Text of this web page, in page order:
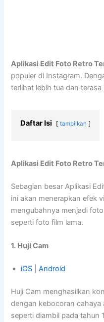
Aplikasi Edit Foto Retro
populer di Instagram.
terlihat lebih tua dan terasa
Daftar Isi tampilkan
Aplikasi Edit Foto Retro
Sebagian besar Aplikasi
ini akan menerapkan efek
mengubahnya menjadi
seperti foto film lama.
1. Huji Cam
iOS |Android
Huji Cam menghasilkan
dengan kebocoran cahaya
seperti diambil pada tahun